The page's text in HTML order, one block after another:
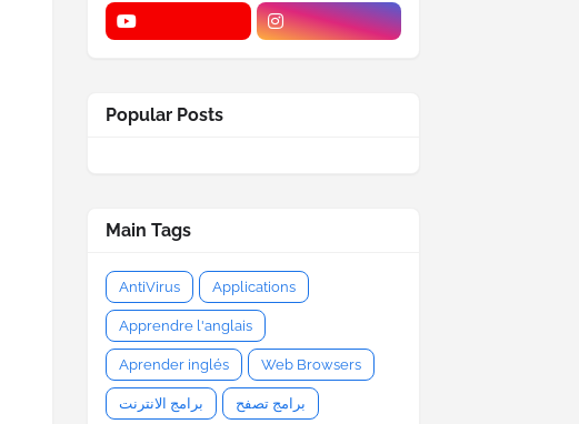
Popular Posts
Main Tags
AntiVirus Applications
Apprendre l'anglais
Aprender inglés Web Browsers
برامج الانترنت برامج تصفح